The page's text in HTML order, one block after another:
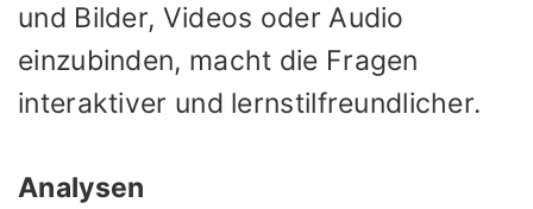
und Bilder, Videos oder Audio
einzubinden, macht die Fragen
interaktiver und lernstilfreundlicher.
Analysen